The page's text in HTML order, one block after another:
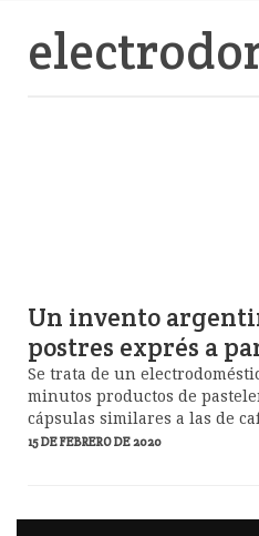
Un invento
postres exprés a
Se trata de un
minutos productos de
cápsulas similares a las de
15 DE FEBRERO DE 2020